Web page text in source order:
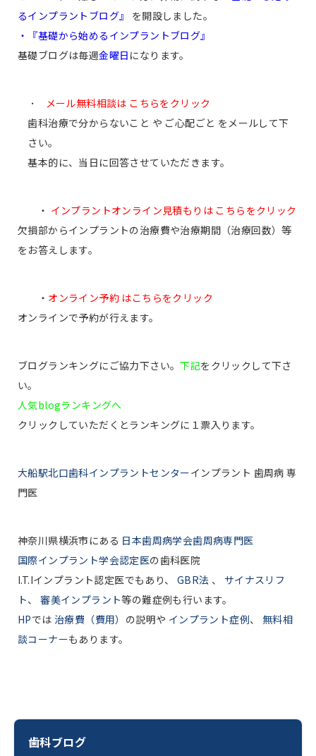
歯科ブログ
るインプラントブログ』
を開設しました。
・『基礎から始めるインプラントブログ』
基礎ブログは毎週金曜日 になります。
･ メール無料相談は こちらをクリック
歯科治療で分からないこと や ご心配ごと をメールして下
さい。
基本的に、当日に回答させていただきます。
・ インプラントオンライン見積もりは こちらをクリック
欠損部からインプラントの治療費や治療期間（治療回数）等
をお答えします。
・ オンライン予約 はこちらをクリック
オンラインで予約が行えます。
ブログランキングにご協力下さい。下記をクリックして下さ
い。
人気blogランキングへ
クリックしていただくとランキングに１票入ります。
大船駅北口歯科インプラントセンターインプラント 歯周病 専
門医
神奈川県横浜市にある 日本歯周病学会歯周病専門医
国際インプラント学会認定医の歯科医院
I.T.Iインプラント認定医でもあり、
GBR法 、
サイナスリフ
ト、 審美インプラント等の難症例も行います。
HPでは 治療費（費用） の説明や インプラント症例、
無料相
談コーナーもあります。